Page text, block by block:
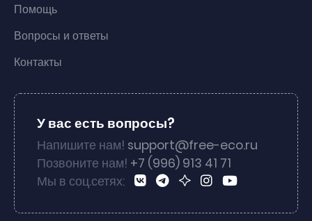
Помощь
Вопросы и ответы
Контакты
У вас есть вопросы?
Напишите нам! support@free-eco.ru
Позвоните нам! +7 (996) 913 41 71
Мы в соц.сетях: